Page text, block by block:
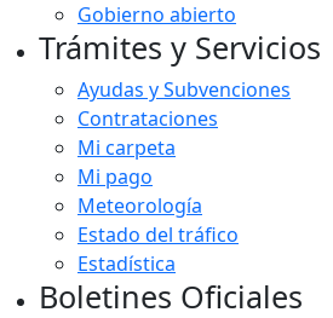
Gobierno abierto
Trámites y Servicios
Ayudas y Subvenciones
Contrataciones
Mi carpeta
Mi pago
Meteorología
Estado del tráfico
Estadística
Boletines Oficiales